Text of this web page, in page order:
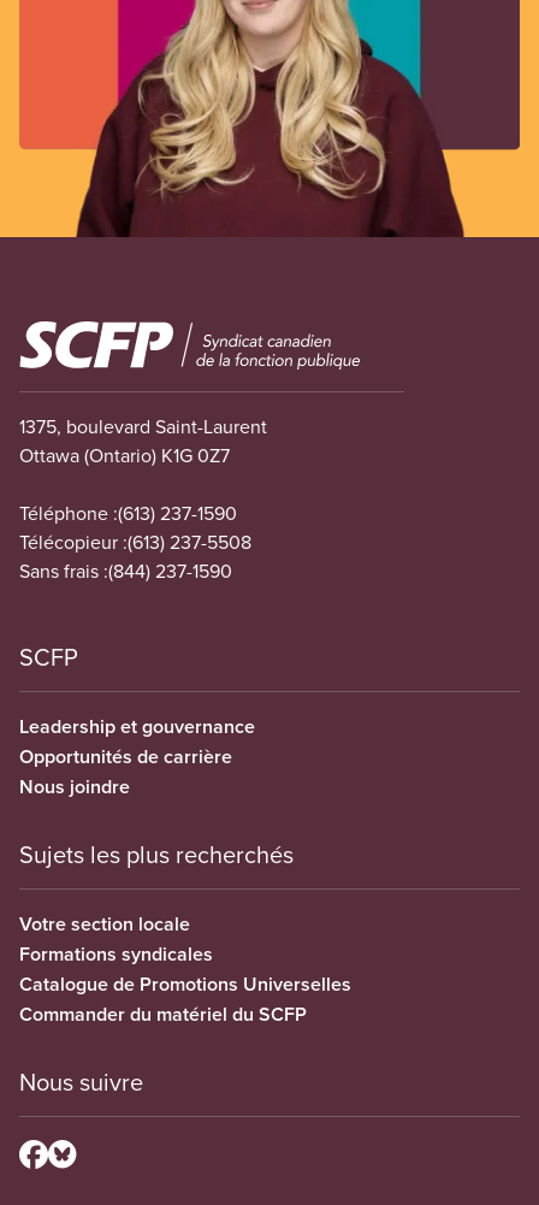
Image
1375, boulevard Saint-Laurent
Ottawa (Ontario) K1G 0Z7
Téléphone :(613) 237-1590
Télécopieur :(613) 237-5508
Sans frais :(844) 237-1590
SCFP
Leadership et gouvernance
Opportunités de carrière
Nous joindre
Sujets les plus recherchés
Votre section locale
Formations syndicales
Catalogue de Promotions Universelles
Commander du matériel du SCFP
Nous suivre